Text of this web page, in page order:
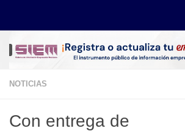
NOTICIAS
Con entrega de